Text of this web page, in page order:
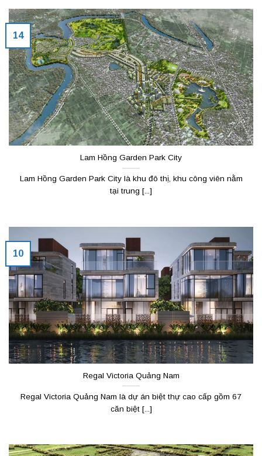
Lam Hồng Garden Park City
Lam Hồng Garden Park City là khu đô thị, khu công viên nằm
tại trung [...]
14
Regal Victoria Quảng Nam
Regal Victoria Quảng Nam là dự án biệt thự cao cấp gồm 67
căn biệt [...]
10